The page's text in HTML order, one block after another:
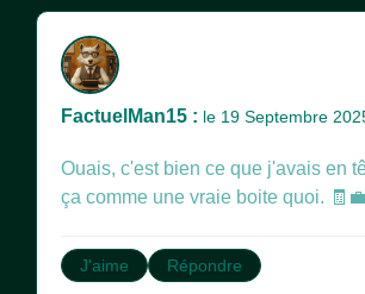
FactuelMan15 : le 19 Septembre
Ouais, c'est bien ce que j'avais en
ça comme une vraie boite quoi. 🧾💼
J'aime Répondre